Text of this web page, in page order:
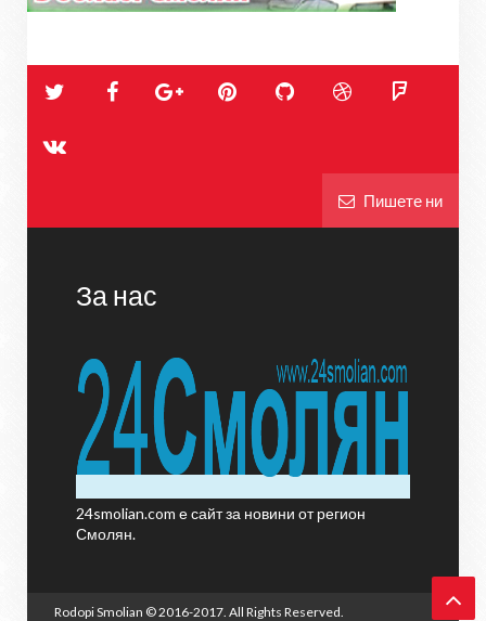
Пишете ни
За нас
24smolian.com е сайт за новини от регион
Смолян.
Rodopi Smolian © 2016-2017. All Rights Reserved.